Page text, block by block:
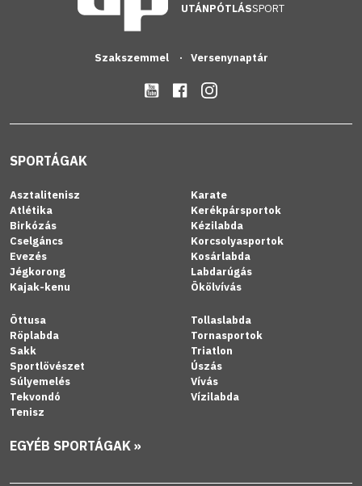
UTÁNPÓTLÁSSPORT
Szakszemmel Versenynaptár
SPORTÁGAK
Asztalitenisz
Atlétika
Birkózás
Cselgáncs
Evezés
Jégkorong
Kajak-kenu
Karate
Kerékpársportok
Kézilabda
Korcsolyasportok
Kosárlabda
Labdarúgás
Ökölvívás
Öttusa
Röplabda
Sakk
Sportlövészet
Súlyemelés
Tekvondó
Tenisz
Tollaslabda
Tornasportok
Triatlon
Úszás
Vívás
Vízilabda
EGYÉB SPORTÁGAK »